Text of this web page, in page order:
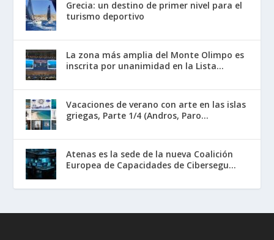
Grecia: un destino de primer nivel para el
turismo deportivo
La zona más amplia del Monte Olimpo es
inscrita por unanimidad en la Lista...
Vacaciones de verano con arte en las islas
griegas, Parte 1/4 (Andros, Paro...
Atenas es la sede de la nueva Coalición
Europea de Capacidades de Cibersegu...